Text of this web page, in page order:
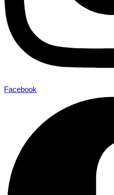
Facebook